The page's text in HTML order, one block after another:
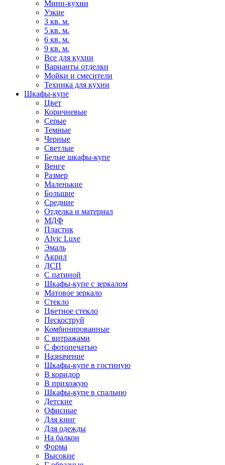
Мини-кухни
Узкие
3 кв. м.
5 кв. м.
6 кв. м.
9 кв. м.
Все для кухни
Варианты отделки
Мойки и смесители
Техника для кухни
Шкафы-купе
Цвет
Коричневые
Серые
Темные
Черные
Светлые
Белые шкафы-купе
Венге
Размер
Маленькие
Большие
Средние
Отделка и материал
МДФ
Пластик
Alvic Luxe
Эмаль
Акрил
ДСП
С патиной
Шкафы-купе с зеркалом
Матовое зеркало
Стекло
Цветное стекло
Пескоструй
Комбинированные
С витражами
С фотопечатью
Назначение
Шкафы-купе в гостиную
В коридор
В прихожую
Шкафы-купе в спальню
Детские
Офисные
Для книг
Для одежды
На балкон
Форма
Высокие